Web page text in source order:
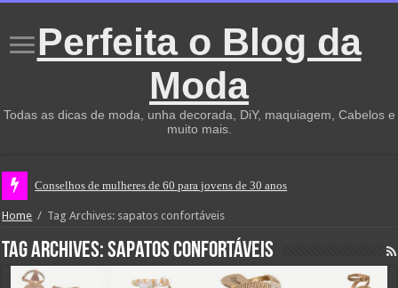
Perfeita o Blog da
Moda
Todas as dicas de moda, unha decorada, DiY, maquiagem, Cabelos e
muito mais.
Conselhos de mulheres de 60 para jovens de 30 anos
Home / Tag Archives: sapatos confortáveis
Tag Archives:sapatos confortáveis